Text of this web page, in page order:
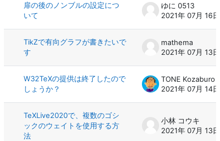
扉の後のノンブルの設定につ
いて
ゆに 0513
2021年 07月 16日
TikZで有向グラフが書きたいで
す
mathema
2021年 07月 13日
W32TeXの提供は終了したので
しょうか？
TONE Kozaburo
2021年 07月 14日
TeXLive2020で、複数のゴシ
ックのウェイトを使用する方
法
小林 コウキ
2021年 07月 13日